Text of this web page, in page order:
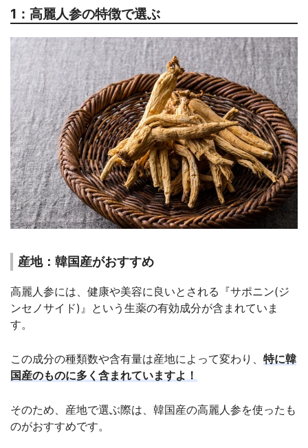
1：高麗人参の特徴で選ぶ
産地：韓国産がおすすめ
高麗人参には、健康や美容に良いとされる『サポニン(ジ
ンセノサイド)』という生薬の有効成分が含まれていま
す。
この成分の種類数や含有量は産地によって変わり、 特に韓
国産のものに多く含まれていますよ！
そのため、産地で選ぶ際は、韓国産の高麗人参を使ったも
のがおすすめです。